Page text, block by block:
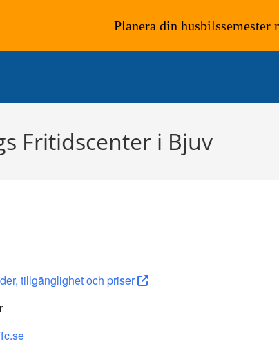
Fritidscenter i Bjuv
tillgänglighet och priser
Planera din